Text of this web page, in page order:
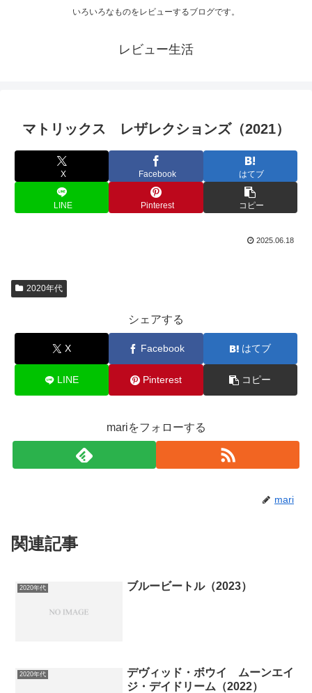
いろいろなものをレビューするブログです。
レビュー生活
マトリックス レザレクションズ（2021）
X Facebook はてブ
LINE Pinterest コピー
2025.06.18
2020年代
シェアする
X Facebook はてブ
LINE Pinterest コピー
mariをフォローする
mari
関連記事
2020年代 ブルービートル（2023）
2020年代
デヴィッド・ボウイ ムーンエイ
ジ・デイドリーム（2022）